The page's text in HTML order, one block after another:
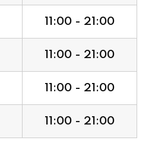
11:00 - 21:00
11:00 - 21:00
11:00 - 21:00
11:00 - 21:00